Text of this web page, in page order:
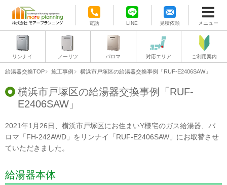
電話 LINE 見積依頼 メニュー
リンナイ ノーリツ パロマ 対応エリア ご利用案内
給湯器交換TOP 施工事例 横浜市戸塚区の給湯器交換事例「RUF-E2406SAW」
横浜市戸塚区の給湯器交換事例「RUF-
E2406SAW」
2021年1月26日、横浜市戸塚区にお住まいY様宅のガス給湯器、パ
ロマ「FH-242AWD」をリンナイ「RUF-E2406SAW」にお取替させ
ていただきました。
給湯器本体